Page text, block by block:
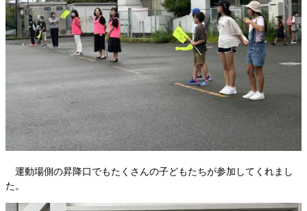
運動場側の昇降口でもたくさんの子どもたちが参加してくれまし
た。